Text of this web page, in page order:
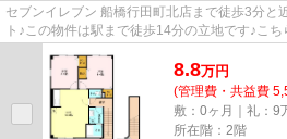
セブンイレブン 船橋行田町北店まで徒歩3分と
ト♪この物件は駅まで徒歩14分の立地です♪こ
8.8万円
(管理費・共益費
敷：0ヶ月｜礼：9
所在階：2階